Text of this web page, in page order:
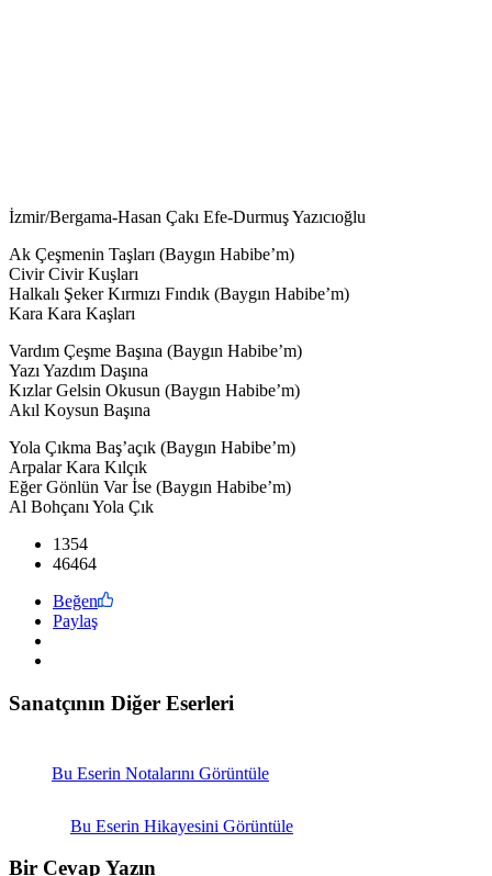
İzmir/Bergama-Hasan Çakı Efe-Durmuş Yazıcıoğlu
Ak Çeşmenin Taşları (Baygın Habibe’m)
Civir Civir Kuşları
Halkalı Şeker Kırmızı Fındık (Baygın Habibe’m)
Kara Kara Kaşları
Vardım Çeşme Başına (Baygın Habibe’m)
Yazı Yazdım Daşına
Kızlar Gelsin Okusun (Baygın Habibe’m)
Akıl Koysun Başına
Yola Çıkma Baş’açık (Baygın Habibe’m)
Arpalar Kara Kılçık
Eğer Gönlün Var İse (Baygın Habibe’m)
Al Bohçanı Yola Çık
1354
46464
Beğen
Paylaş
Sanatçının Diğer Eserleri
Bu Eserin Notalarını Görüntüle
Bu Eserin Hikayesini Görüntüle
Bir Cevap Yazın